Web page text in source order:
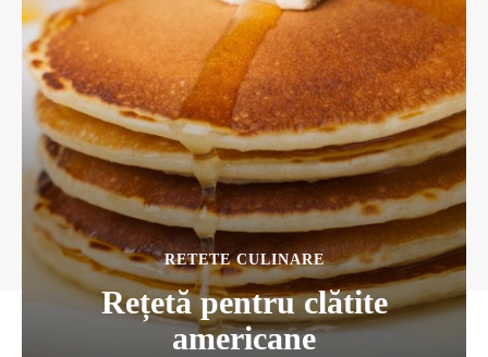
RETETE CULINARE
Rețetă pentru clătite
americane